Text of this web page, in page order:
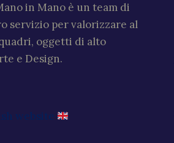
in Mano è un team di
servizio per valorizzare al
oggetti di alto
e Design.
website